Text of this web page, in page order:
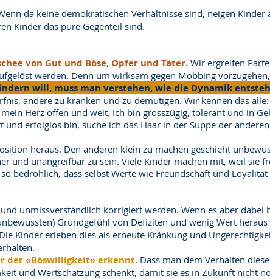
da keine demokratischen Verhältnisse sind, neigen Kinder
Kinder das pure Gegenteil sind.
von Gut und Böse, Opfer und Täter. Wir ergreifen
werden. Denn um wirksam gegen Mobbing
will, muss man verstehen, wie die Dynamik
andere zu kränken und zu demütigen. Wir kennen das
Herz offen und weit. Ich bin grosszügig, tolerant und in
erfolglos bin, suche ich das Haar in der Suppe der
heraus. Den anderen klein zu machen geschieht
und unangreifbar zu sein. Viele Kinder machen mit, weil sie
bedrohlich, dass selbst Werte wie Freundschaft und
unmissverständlich korrigiert werden. Wenn es aber dabei
Grundgefühl von Defiziten und wenig Wert
Die Kinder erleben dies als erneute Kränkung und
der «Böswilligkeit» erkennt. Dass man dem Verhalten
und Wertschätzung schenkt, damit sie es in Zukunft nicht